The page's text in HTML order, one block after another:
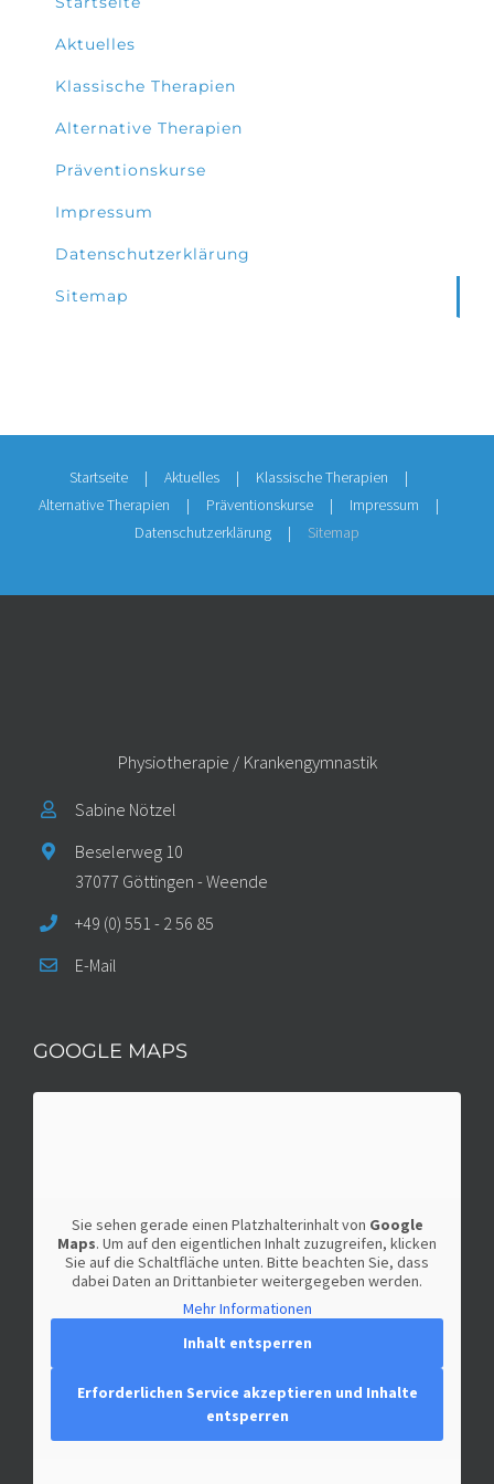
Aktuelles
Klassische Therapien
Alternative Therapien
Präventionskurse
Impressum
Datenschutzerklärung
Sitemap
Startseite Aktuelles
Klassische Therapien
Alternative Therapien
Präventionskurse
Impressum
Datenschutzerklärung
Sitemap
Physiotherapie / Krankengymnastik
Sabine Nötzel
Beselerweg 10
37077 Göttingen - Weende
+49 (0) 551 - 2 56 85
E-Mail
GOOGLE MAPS
Sie sehen gerade einen Platzhalterinhalt von Google
Maps. Um auf den eigentlichen Inhalt zuzugreifen, klicken
Sie auf die Schaltfläche unten. Bitte beachten Sie, dass
dabei Daten an Drittanbieter weitergegeben werden.
Mehr Informationen
Inhalt entsperren
Erforderlichen Service akzeptieren und Inhalte
entsperren